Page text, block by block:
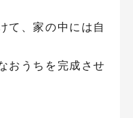
て、家の中には自
おうちを完成させ